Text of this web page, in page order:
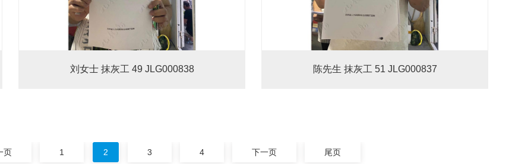
刘女士 抹灰工 49 JLG000838 陈先生 抹灰工 51 JLG000837
页 1 2 3 4 下一页 尾页